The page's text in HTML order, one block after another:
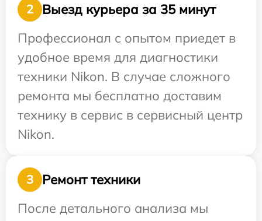
2
Выезд курьера за 35 минут
Профессионал с опытом приедет в
удобное время для диагностики
техники Nikon. В случае сложного
ремонта мы бесплатно доставим
технику в сервис в сервисный центр
Nikon.
3
Ремонт техники
После детального анализа мы